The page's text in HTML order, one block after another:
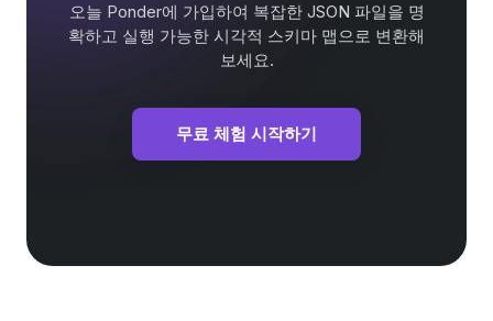
오늘 Ponder에 가입하여 복잡한 JSON 파일을 명
확하고 실행 가능한 시각적 스키마 맵으로 변환해
보세요.
무료 체험 시작하기